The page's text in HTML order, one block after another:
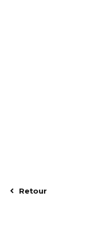
Retour